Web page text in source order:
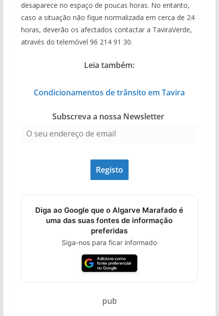
desaparece no espaço de poucas horas. No entanto,
caso a situação não fique normalizada em cerca de 24
horas, deverão os afectados contactar a TaviraVerde,
através do telemóvel 96 214 91 30.
Leia também:
Condicionamentos de trânsito em Tavira
Subscreva a nossa Newsletter
Diga ao Google que o Algarve Marafado é
uma das suas fontes de informação
preferidas
Siga-nos para ficar informado
pub